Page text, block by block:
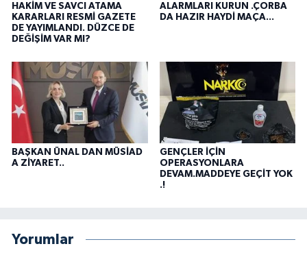
HAKİM VE SAVCI ATAMA
KARARLARI RESMİ GAZETE
DE YAYIMLANDI. DÜZCE DE
DEĞİŞİM VAR MI?
ALARMLARI KURUN .ÇORBA
DA HAZIR HAYDİ MAÇA...
BAŞKAN ÜNAL DAN MÜSİAD
A ZİYARET..
GENÇLER İÇİN
OPERASYONLARA
DEVAM.MADDEYE GEÇİT YOK
.!
Yorumlar